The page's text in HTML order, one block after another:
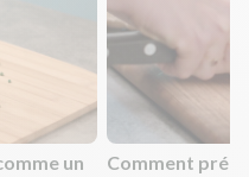
un
Comment